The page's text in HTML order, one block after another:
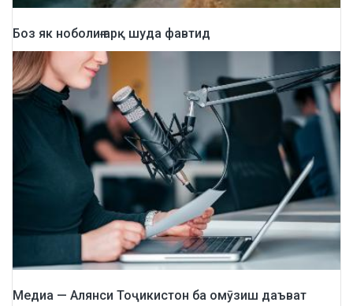
Боз як ноболиғ ғарқ шуда фавтид
Медиа — Алянси Тоҷикистон ба омӯзиш даъват